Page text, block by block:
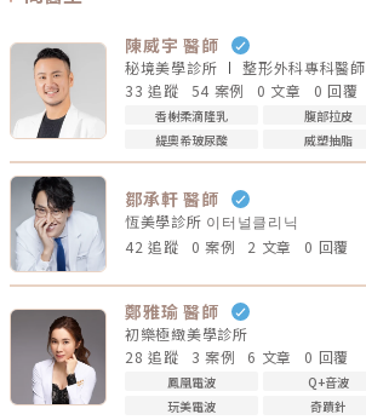
陳威宇 醫師
秘境美學診所 整形外科專科醫師
33 追蹤
54 案例 0 文章 0 回覆
香榭柔滴隆乳 腹部拉皮
緹奧希玻尿酸
威塑抽脂
鄒承軒 醫師
恆美學診所 이터널클리닉
42 追蹤
0 案例 2 文章 0 回覆
鄭雅瑜 醫師
初樂極緻美學診所
28 追蹤
3 案例 6 文章 0 回覆
鳳凰電波 Q+音波
玩美電波
奇蹟針